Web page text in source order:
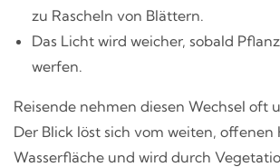
zu Rascheln von Blättern.
Das Licht wird weicher, sobald
werfen.
Reisende nehmen diesen Wechsel oft
Der Blick löst sich vom weiten, offenen
Wasserfläche und wird durch